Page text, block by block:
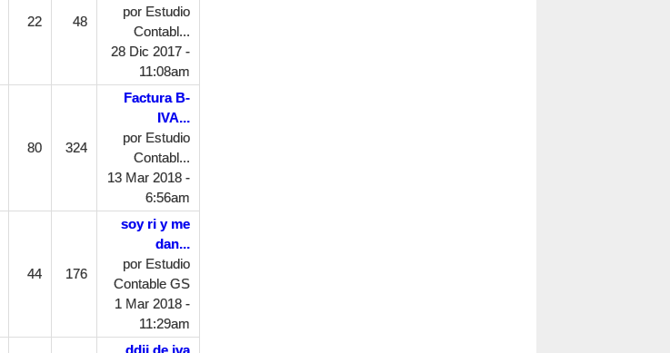
22 48
por Estudio
Contabl...
28 Dic 2017 -
11:08am
80 324
Factura B-
IVA...
por Estudio
Contabl...
13 Mar 2018 -
6:56am
44 176
soy ri y me
dan...
por Estudio
Contable GS
1 Mar 2018 -
11:29am
ddjj de iva